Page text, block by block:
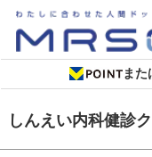
また
しんえい内科健診